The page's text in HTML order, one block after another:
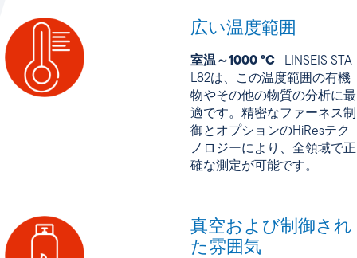
広い温度範囲
室温～1000 °C– LINSEIS STA
L82は、この温度範囲の有機
物やその他の物質の分析に最
適です。精密なファーネス制
御とオプションのHiResテク
ノロジーにより、全領域で正
確な測定が可能です。
真空および制御され
た雰囲気